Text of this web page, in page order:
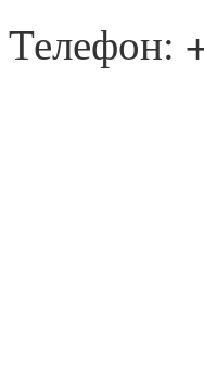
Телефон: